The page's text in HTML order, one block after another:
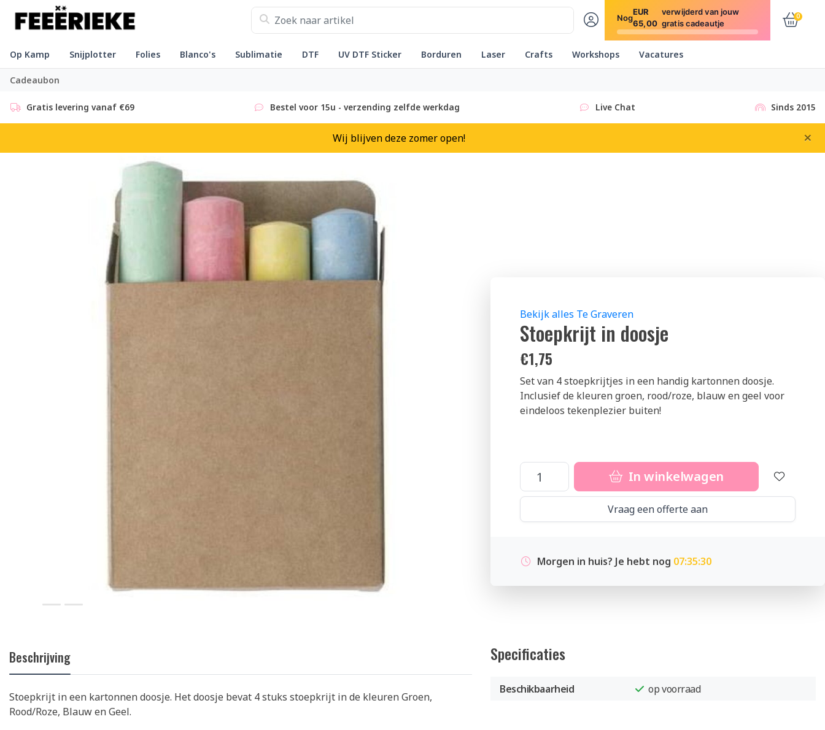
Nog
EUR
65,00
verwijderd van jouw
gratis cadeautje
0
Op Kamp Snijplotter Folies Blanco's Sublimatie DTF UV DTF Sticker Borduren Laser Crafts Workshops Vacatures
Cadeaubon
Gratis levering vanaf €69 Bestel voor 15u - verzending zelfde werkdag Live Chat Sinds 2015
Wij blijven deze zomer open! ×
Bekijk alles Te Graveren
Stoepkrijt in doosje
€1,75
Set van 4 stoepkrijtjes in een handig kartonnen doosje.
Inclusief de kleuren groen, rood/roze, blauw en geel voor
eindeloos tekenplezier buiten!
In winkelwagen
Vraag een offerte aan
Morgen in huis? Je hebt nog 07:35:30
Beschrijving
Stoepkrijt in een kartonnen doosje. Het doosje bevat 4 stuks stoepkrijt in de kleuren Groen,
Rood/Roze, Blauw en Geel.
Specificaties
Beschikbaarheid op voorraad